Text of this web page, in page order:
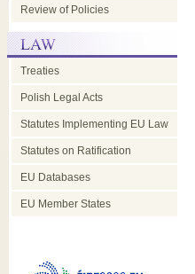
Review of Policies
Treaties
Polish Legal Acts
Statutes Implementing EU Law
Statutes on Ratification
EU Databases
EU Member States